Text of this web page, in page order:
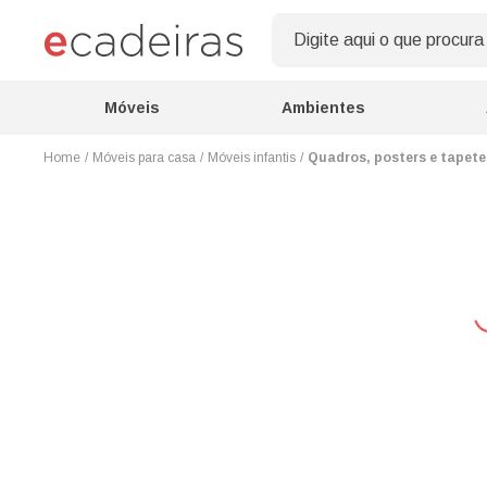
Móveis Ambientes
Móveis para casa Móveis infantis Quadros, posters e